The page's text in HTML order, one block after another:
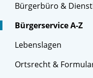
Bürgerbüro &
Bürgerservice A-Z
Lebenslagen
Ortsrecht &